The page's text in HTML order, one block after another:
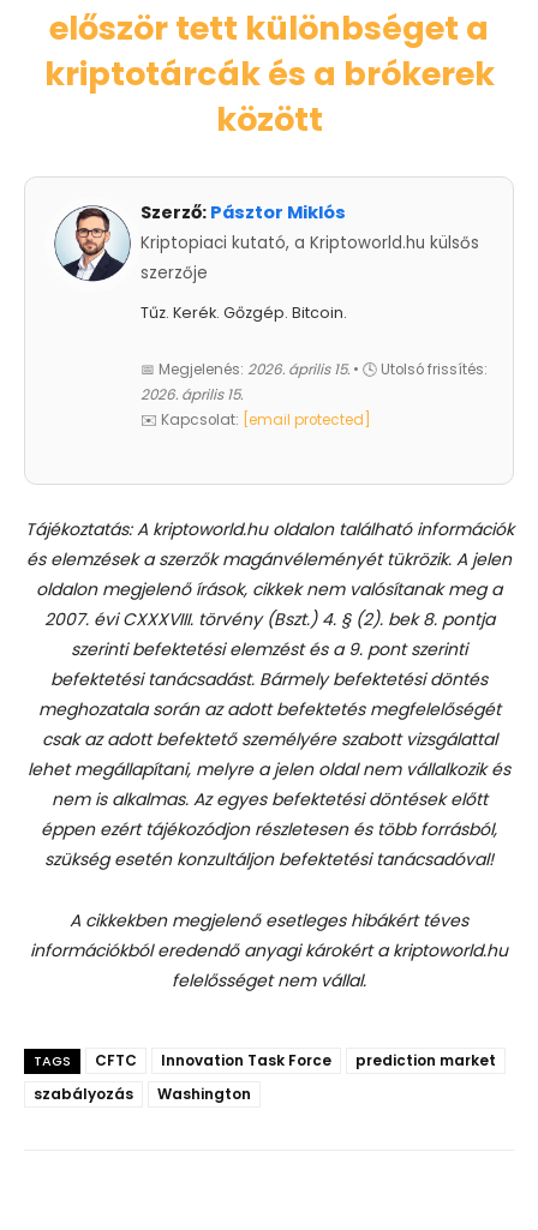
először tett különbséget a
kriptotárcák és a brókerek
között
Szerző: Pásztor Miklós
Kriptopiaci kutató, a Kriptoworld.hu külsős
szerzője
Tűz. Kerék. Gőzgép. Bitcoin.
📅 Megjelenés: 2026. április 15. • 🕓 Utolsó frissítés:
2026. április 15.
✉️ Kapcsolat:
[email protected]
Tájékoztatás: A kriptoworld.hu oldalon található információk
és elemzések a szerzők magánvéleményét tükrözik. A jelen
oldalon megjelenő írások, cikkek nem valósítanak meg a
2007. évi CXXXVIII. törvény (Bszt.) 4. § (2). bek 8. pontja
szerinti befektetési elemzést és a 9. pont szerinti
befektetési tanácsadást. Bármely befektetési döntés
meghozatala során az adott befektetés megfelelőségét
csak az adott befektető személyére szabott vizsgálattal
lehet megállapítani, melyre a jelen oldal nem vállalkozik és
nem is alkalmas. Az egyes befektetési döntések előtt
éppen ezért tájékozódjon részletesen és több forrásból,
szükség esetén konzultáljon befektetési tanácsadóval!
A cikkekben megjelenő esetleges hibákért téves
információkból eredendő anyagi károkért a kriptoworld.hu
felelősséget nem vállal.
TAGS CFTC Innovation Task Force
prediction market
szabályozás
Washington